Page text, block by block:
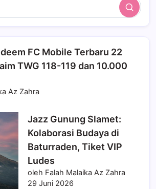
Search
FC Mobile Terbaru 22
TWG 118-119 dan 10.000
Az Zahra
Jazz Gunung Slamet:
Kolaborasi Budaya di
Baturraden, Tiket VIP
Ludes
oleh Falah Malaika Az Zahra
29 Juni 2026